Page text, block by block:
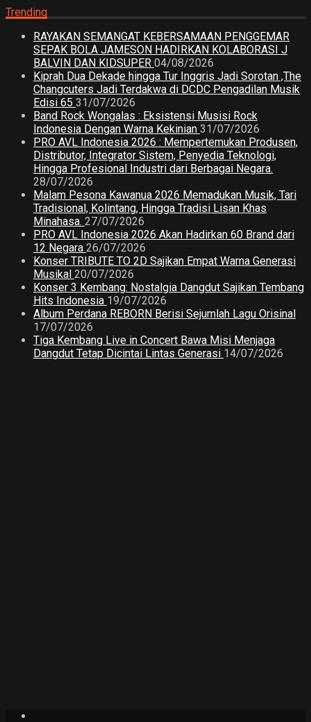
Trending
RAYAKAN SEMANGAT KEBERSAMAAN PENGGEMAR
SEPAK BOLA JAMESON HADIRKAN KOLABORASI J
BALVIN DAN KIDSUPER 04/08/2026
Kiprah Dua Dekade hingga Tur Inggris Jadi Sorotan ,The
Changcuters Jadi Terdakwa di DCDC Pengadilan Musik
Edisi 65 31/07/2026
Band Rock Wongalas : Eksistensi Musisi Rock
Indonesia Dengan Warna Kekinian 31/07/2026
PRO AVL Indonesia 2026 : Mempertemukan Produsen,
Distributor, Integrator Sistem, Penyedia Teknologi,
Hingga Profesional Industri dari Berbagai Negara.
28/07/2026
Malam Pesona Kawanua 2026 Memadukan Musik, Tari
Tradisional, Kolintang, Hingga Tradisi Lisan Khas
Minahasa. 27/07/2026
PRO AVL Indonesia 2026 Akan Hadirkan 60 Brand dari
12 Negara 26/07/2026
Konser TRIBUTE TO 2D Sajikan Empat Warna Generasi
Musikal 20/07/2026
Konser 3 Kembang: Nostalgia Dangdut Sajikan Tembang
Hits Indonesia 19/07/2026
Album Perdana REBORN Berisi Sejumlah Lagu Orisinal
17/07/2026
Tiga Kembang Live in Concert Bawa Misi Menjaga
Dangdut Tetap Dicintai Lintas Generasi 14/07/2026